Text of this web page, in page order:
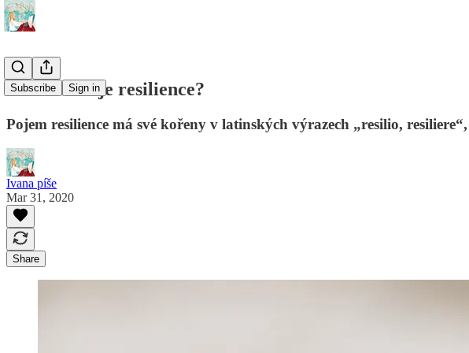
Subscribe Sign in
Co umožňuje resilience?
Pojem resilience má své kořeny v latinských výrazech „resilio,
Ivana píše
Mar 31, 2020
Share